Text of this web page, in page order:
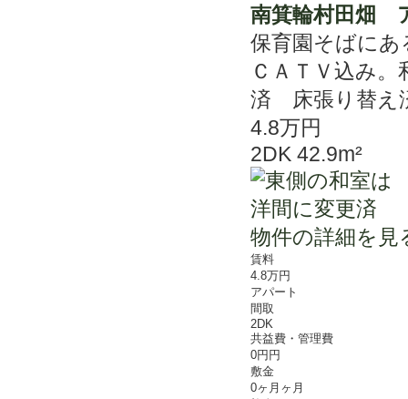
南箕輪村田
保育園そばにあ
ＣＡＴＶ込み
済 床張り替え
4.8万円
2DK 42.9m²
物件の詳細を見
賃料
4.8万円
アパート
間取
2DK
共益費・管理費
0円円
敷金
0ヶ月ヶ月